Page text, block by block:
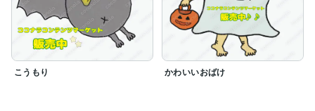
こうもり かわいいおばけ